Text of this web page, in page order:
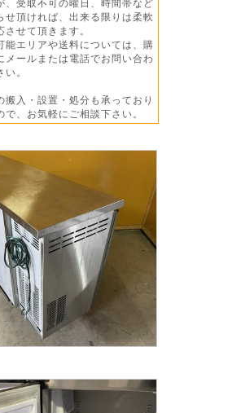
受取不可の曜日、時間帯など
頂ければ、出来る限りは柔軟
せて頂きます。
能エリアや送料については、購
ールまたは電話でお問い合わ
。
入・設置・処分も承っており
、お気軽にご相談下さい。